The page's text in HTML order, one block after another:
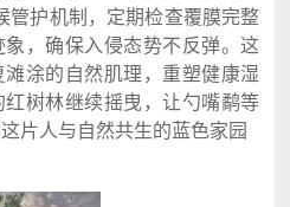
管护机制，定期检查覆膜完整
，确保入侵态势不反弹。这
涂的自然肌理，重塑健康湿
树林继续摇曳，让勺嘴鹬等
片人与自然共生的蓝色家园